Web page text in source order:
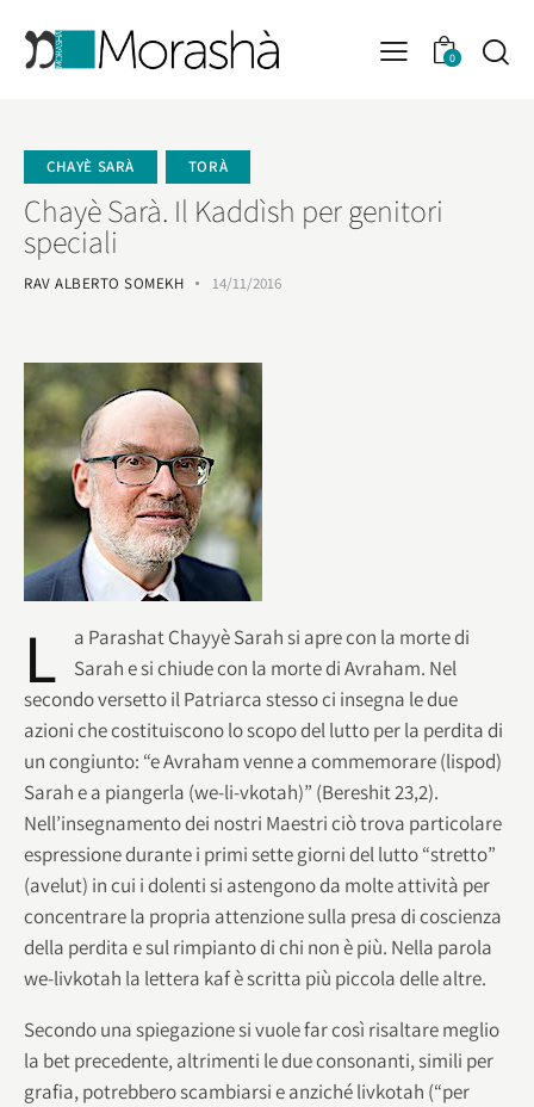
0
CHAYÈ SARÀ TORÀ
Chayè Sarà. Il Kaddìsh per genitori
speciali
RAV ALBERTO SOMEKH 14/11/2016
L
a Parashat Chayyè Sarah si apre con la morte di
Sarah e si chiude con la morte di Avraham. Nel
secondo versetto il Patriarca stesso ci insegna le due
azioni che costituiscono lo scopo del lutto per la perdita di
un congiunto: “e Avraham venne a commemorare (lispod)
Sarah e a piangerla (we-li-vkotah)” (Bereshit 23,2).
Nell’insegnamento dei nostri Maestri ciò trova particolare
espressione durante i primi sette giorni del lutto “stretto”
(avelut) in cui i dolenti si astengono da molte attività per
concentrare la propria attenzione sulla presa di coscienza
della perdita e sul rimpianto di chi non è più. Nella parola
we-livkotah la lettera kaf è scritta più piccola delle altre.
Secondo una spiegazione si vuole far così risaltare meglio
la bet precedente, altrimenti le due consonanti, simili per
grafia, potrebbero scambiarsi e anziché livkotah (“per